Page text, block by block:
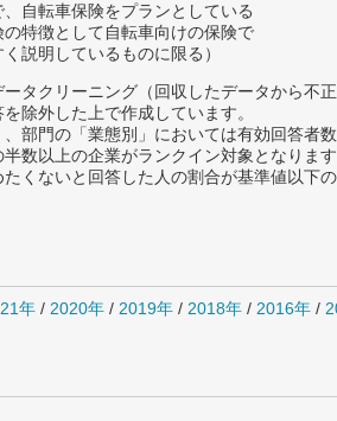
自転車保険をプランとしている
特徴として自転車向けの保険で
説明しているものに限る）
タクリーニング（回収したデータから不正
除外した上で作成しています。
部門の「業態別」においては有効回答者
数以上の企業がランクイン対象となります
くないと回答した人の割合が基準値以下
年 / 2020年 / 2019年 / 2018年 / 2016年 /